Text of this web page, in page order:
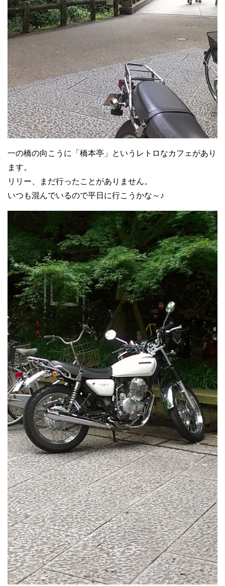
一の橋の向こうに「橋本亭」というレトロなカフェがあり
ます。
リリー、まだ行ったことがありません。
いつも混んでいるので平日に行こうかな～♪